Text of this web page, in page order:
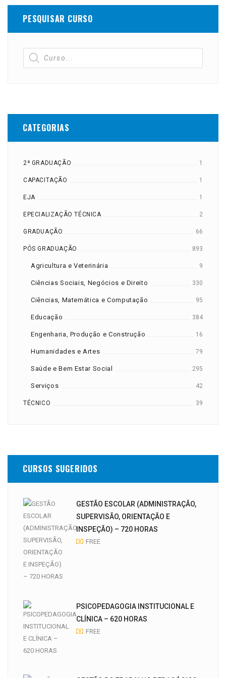
PESQUISAR CURSO
CATEGORIAS
2ª GRADUAÇÃO 1
CAPACITAÇÃO 1
EJA 1
EPECIALIZAÇÃO TÉCNICA 2
GRADUAÇÃO 66
PÓS GRADUAÇÃO 893
Agricultura e Veterinária 9
Ciências Sociais, Negócios e Direito 330
Ciências, Matemática e Computação 95
Educação 384
Engenharia, Produção e Construção 16
Humanidades e Artes 79
Saúde e Bem Estar Social 295
Serviços 42
TÉCNICO 39
CURSOS SUGERIDOS
GESTÃO ESCOLAR (ADMINISTRAÇÃO,
SUPERVISÃO, ORIENTAÇÃO E
INSPEÇÃO) – 720 HORAS
FREE
PSICOPEDAGOGIA INSTITUCIONAL E
CLÍNICA – 620 HORAS
FREE